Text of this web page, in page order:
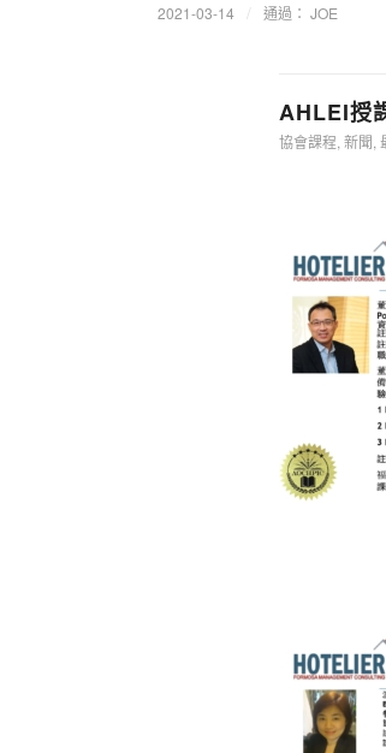
2021-03-14 通過： JOE
AHLEI授
協會課程, 新聞,